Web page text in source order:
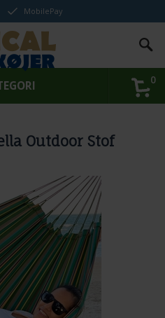
MobilePay
0
Outdoor Stof